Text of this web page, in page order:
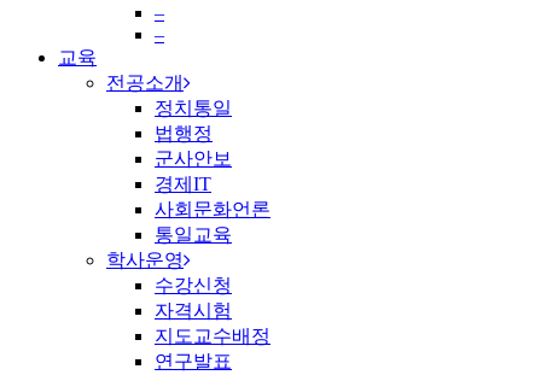
–
–
교육
전공소개
정치통일
법행정
군사안보
경제IT
사회문화언론
통일교육
학사운영
수강신청
자격시험
지도교수배정
연구발표